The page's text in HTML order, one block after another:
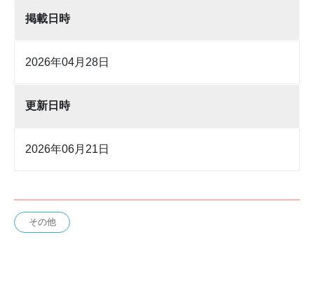
掲載日時
2026年04月28日
更新日時
2026年06月21日
その他